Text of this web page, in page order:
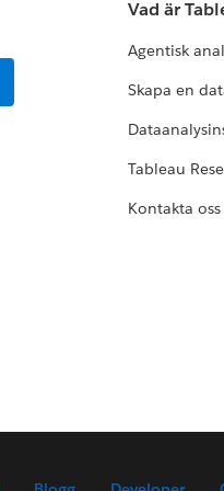
Vad är
Agentisk
Skapa en
Tableau
Kontakta oss